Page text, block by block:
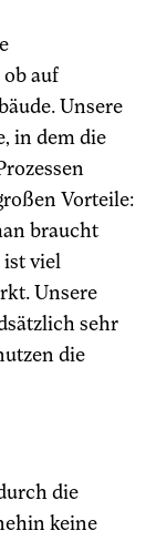
ob auf
Unsere
in dem die
Vorteile:
braucht
ist viel
Unsere
sehr
die
die
keine